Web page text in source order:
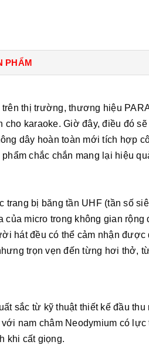
PHẨM
thị trường, thương hiệu
cho karaoke. Giờ đây, điều đó
dây hoàn toàn mới tích hợp
phẩm chắc chắn mang lại hiệu
trang bị băng tần UHF (tần số
của micro trong không gian
hát đều có thể cảm nhận
trọn vẹn đến từng hơi thở,
sắc từ kỹ thuật thiết kế đầu
nam châm Neodymium có
khi cất giọng.